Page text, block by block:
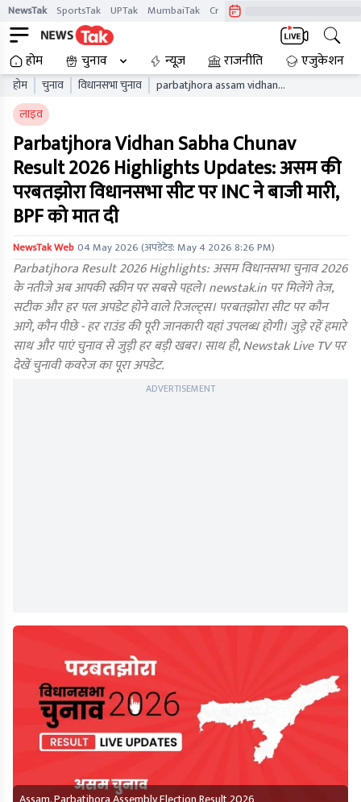
NewsTak SportsTak UPTak MumbaiTak CrimeTak
होम चुनाव न्यूज़ राजनीति एजुकेशन
होम चुनाव विधानसभा चुनाव
parbatjhora assam vidhan
लाइव
Parbatjhora Vidhan Sabha Chunav
Result 2026 Highlights Updates: असम की
परबतझोरा विधानसभा सीट पर INC ने बाजी मारी,
BPF को मात दी
NewsTak Web04 May 2026(अपडेटेड:May 4 2026 8:26 PM)
Parbatjhora Result 2026 Highlights: असम विधानसभा चुनाव 2026
के नतीजे अब आपकी स्क्रीन पर सबसे पहले। newstak.in पर मिलेंगे तेज,
सटीक और हर पल अपडेट होने वाले रिजल्ट्स। परबतझोरा सीट पर कौन
आगे, कौन पीछे - हर राउंड की पूरी जानकारी यहां उपलब्ध होगी। जुड़े रहें हमारे
साथ और पाएं चुनाव से जुड़ी हर बड़ी खबर। साथ ही, Newstak Live TV पर
देखें चुनावी कवरेज का पूरा अपडेट.
ADVERTISEMENT